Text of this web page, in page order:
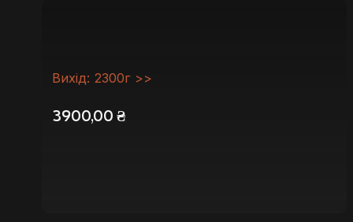
Вихід: 2300г >>
3900,00₴